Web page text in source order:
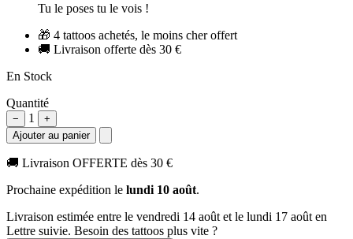
Tu le poses tu le vois !
🎁 4 tattoos achetés, le moins cher offert
🚚 Livraison offerte dès 30 €
En Stock
Quantité
− 1
+
Ajouter au panier
🚚 Livraison OFFERTE dès 30 €
Prochaine expédition le lundi 10 août.
Livraison estimée entre le vendredi 14 août et le lundi 17 août en
Lettre suivie. Besoin des tattoos plus vite ?